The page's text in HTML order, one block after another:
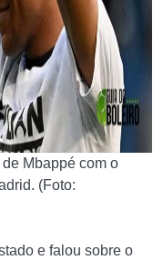
Mbappé com o
(Foto:
e falou sobre o